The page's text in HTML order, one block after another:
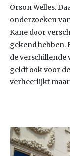
Orson Welles.
onderzoeken
Kane door
gekend hebben.
de verschillende
geldt ook voor
verheerlijkt maar